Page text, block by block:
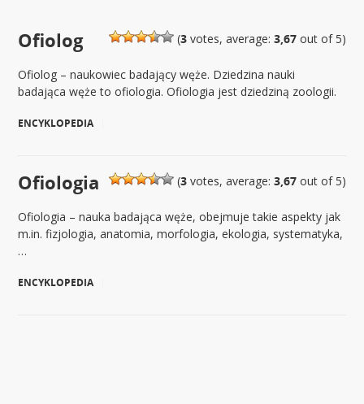
(3votes, average: 3,67out of 5)
Ofiolog
Ofiolog – naukowiec badający węże. Dziedzina nauki
badająca węże to ofiologia. Ofiologia jest dziedziną zoologii.
ENCYKLOPEDIA
(3votes, average: 3,67out of 5)
Ofiologia
Ofiologia – nauka badająca węże, obejmuje takie aspekty jak
m.in. fizjologia, anatomia, morfologia, ekologia, systematyka,
…
ENCYKLOPEDIA